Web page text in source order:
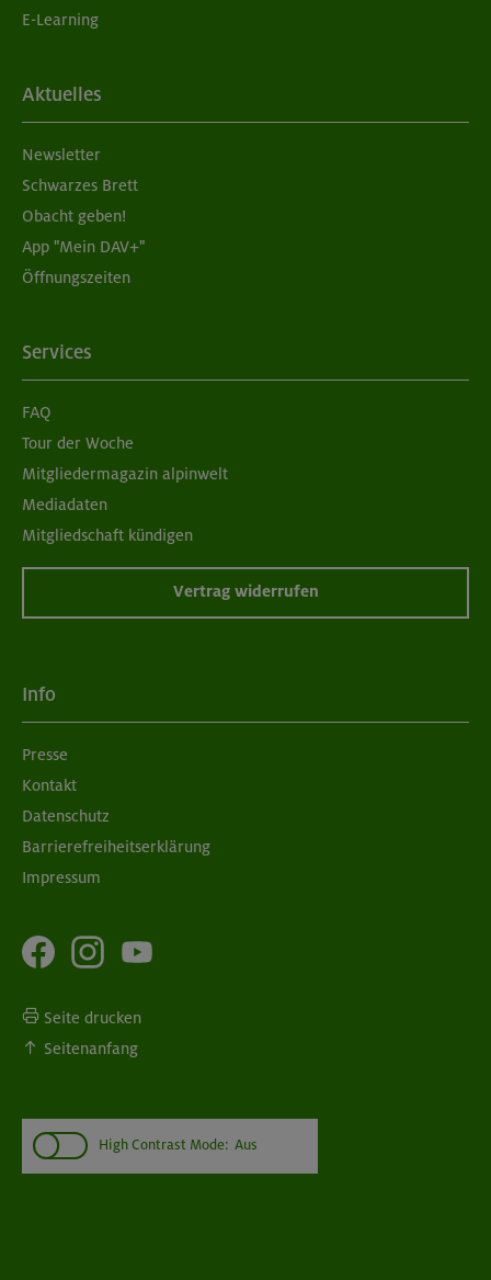
E-Learning
Aktuelles
Newsletter
Schwarzes Brett
Obacht geben!
App "Mein DAV+"
Öffnungszeiten
Services
FAQ
Tour der Woche
Mitgliedermagazin alpinwelt
Mediadaten
Mitgliedschaft kündigen
Vertrag widerrufen
Info
Presse
Kontakt
Datenschutz
Barrierefreiheitserklärung
Impressum
Seite drucken
Seitenanfang
High Contrast Mode: Aus